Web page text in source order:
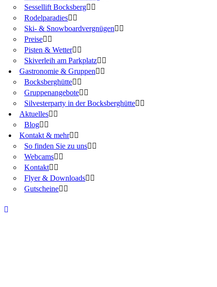
Sessellift Bocksberg
Rodelparadies
Ski- & Snowboardvergnügen
Preise
Pisten & Wetter
Skiverleih am Parkplatz
Gastronomie & Gruppen
Bocksberghütte
Gruppenangebote
Silvesterparty in der Bocksberghütte
Aktuelles
Blog
Kontakt & mehr
So finden Sie zu uns
Webcams
Kontakt
Flyer & Downloads
Gutscheine